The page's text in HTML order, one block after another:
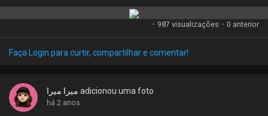
· 987 visualizações · 0 anterior
Faça Login para curtir, compartilhar e comentar!
ميرا ميرا adicionou uma foto
há 2 anos